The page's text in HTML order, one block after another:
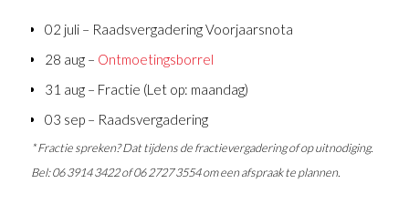
02 juli – Raadsvergadering Voorjaarsnota
28 aug – Ontmoetingsborrel
31 aug – Fractie (Let op: maandag)
03 sep – Raadsvergadering
* Fractie spreken? Dat tijdens de fractievergadering of op uitnodiging.
Bel: 06 3914 3422 of 06 2727 3554 om een afspraak te plannen.